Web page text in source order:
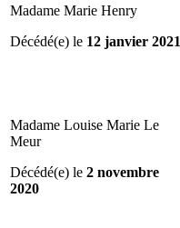
Madame Marie Henry
Décédé(e) le 12 janvier 2021
Madame Louise Marie Le
Meur
Décédé(e) le 2 novembre
2020